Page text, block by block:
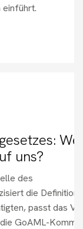
uns?
des
die Definition
passt das
GoAML-